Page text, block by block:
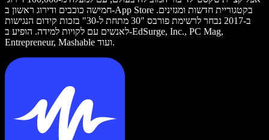
חמישה כוכבים ודירוג ראשון ב-App Store בקטגוריית חדשות ומגזינים.
ב-2017 נבחר לרשימת פורבס "30 מתחת ל-30" בזכות קידום הנגישות
לאנשים עם לקויות למידה. הופיע ב-EdSurge, Inc., PC Mag,
Entrepreneur, Mashable ועוד.